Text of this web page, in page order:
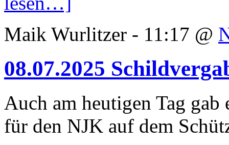
Maik Wurlitzer - 11:17 @
08.07.2025
Auch am heutigen Tag
für den NJK auf dem